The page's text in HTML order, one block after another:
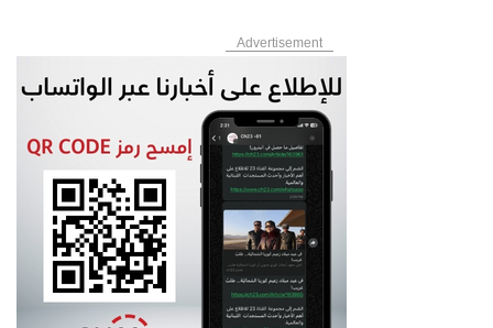
Advertisement